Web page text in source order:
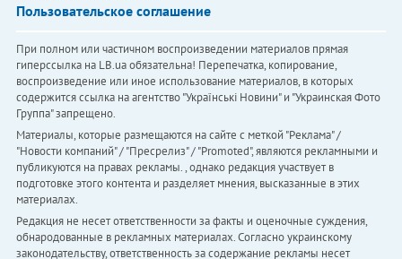
Пользовательское соглашение
При полном или частичном воспроизведении материалов прямая
гиперссылка на LB.ua обязательна! Перепечатка, копирование,
воспроизведение или иное использование материалов, в которых
содержится ссылка на агентство "Українськi Новини" и "Украинская Фото
Группа" запрещено.
Материалы, которые размещаются на сайте с меткой "Реклама" /
"Новости компаний" / "Пресрелиз" / "Promoted", являются рекламными и
публикуются на правах рекламы. , однако редакция участвует в
подготовке этого контента и разделяет мнения, высказанные в этих
материалах.
Редакция не несет ответственности за факты и оценочные суждения,
обнародованные в рекламных материалах. Согласно украинскому
законодательству, ответственность за содержание рекламы несет